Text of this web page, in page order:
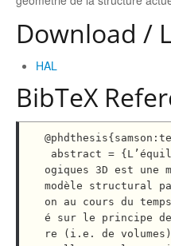
Download /
HAL
BibTeX
ogiques 3D est une
modèle structural
on au cours du
é sur le principe
re (i.e. de